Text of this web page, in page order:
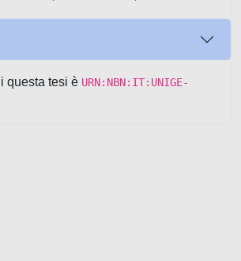
questa tesi è URN:NBN:IT:UNIGE-